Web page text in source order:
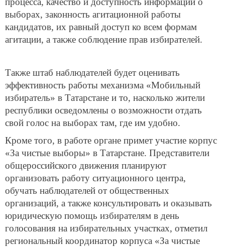
выборах, законность агитационной работы
кандидатов, их равный доступ ко всем формам
агитации, а также соблюдение прав избирателей.
Также штаб наблюдателей будет оценивать
эффективность работы механизма «Мобильный
избиратель» в Татарстане и то, насколько жители
республики осведомлены о возможности отдать
свой голос на выборах там, где им удобно.
Кроме того, в работе органе примет участие корпус
«За чистые выборы» в Татарстане. Представители
общероссийского движения планируют
организовать работу ситуационного центра,
обучать наблюдателей от общественных
организаций, а также консультировать и оказывать
юридическую помощь избирателям в день
голосования на избирательных участках, отметил
региональный координатор корпуса «За чистые